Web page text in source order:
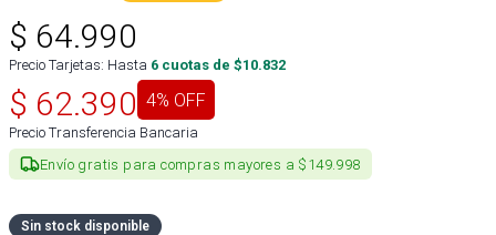
$ 64.990
Precio Tarjetas: Hasta 6 cuotas de $10.832
$ 62.390 4% OFF
Precio Transferencia Bancaria
Envío gratis para compras mayores a $149.998
Sin stock disponible